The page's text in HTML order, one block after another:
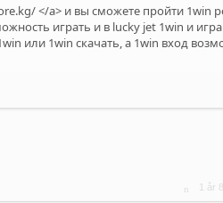
</a> и вы сможете пройти 1win
играть и в lucky jet 1win и
или 1win скачать, а 1win вход
1 år